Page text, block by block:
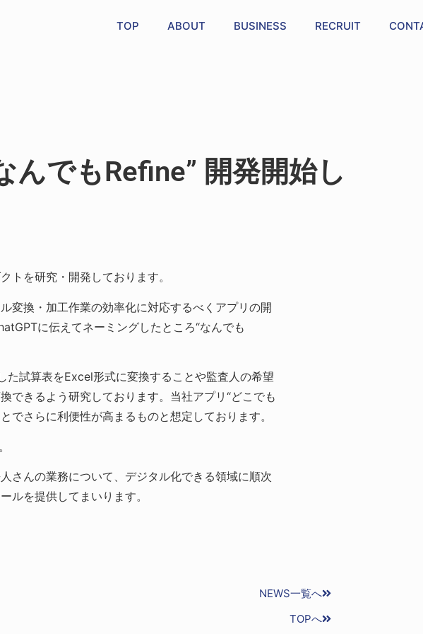
TOP ABOUT BUSINESS RECRUIT
んでもRefine” 開発開始し
トを研究・開発しております。
変換・加工作業の効率化に対応するべくアプリの開
に伝えてネーミングしたところ“なんでも
た試算表をExcel形式に変換することや監査人の希望
できるよう研究しております。当社アプリ“どこでも
でさらに利便性が高まるものと想定しております。
さんの業務について、デジタル化できる領域に順次
ルを提供してまいります。
NEWS一覧へ
TOPへ